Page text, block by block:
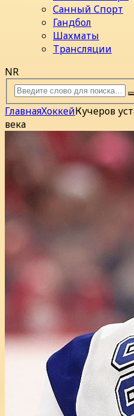
Санный Спорт
Гандбол
Шахматы
Трансляции
NR
ГлавнаяХоккейКучеров
века